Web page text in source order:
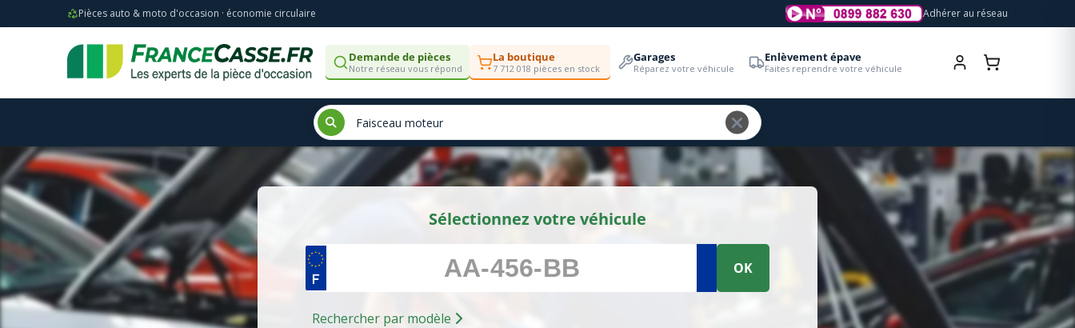
Pièces auto & moto d'occasion · économie circulaire Adhérer au réseau
Demande de pièces
Notre réseau vous répond
La boutique
7 712 018 pièces en stock
Garages
Réparez votre véhicule
Enlèvement épave
Faites reprendre votre véhicule
Sélectionnez votre véhicule
OK
Rechercher par modèle